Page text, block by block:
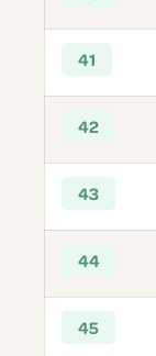
41
42
43
44
45